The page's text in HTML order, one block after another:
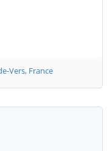
Vers, France